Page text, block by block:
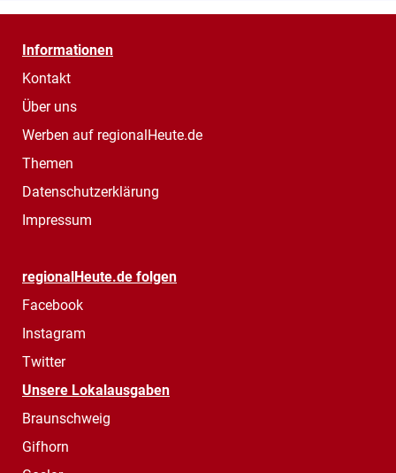
Informationen
Kontakt
Über uns
Werben auf regionalHeute.de
Themen
Datenschutzerklärung
Impressum
regionalHeute.de folgen
Facebook
Instagram
Twitter
Unsere Lokalausgaben
Braunschweig
Gifhorn